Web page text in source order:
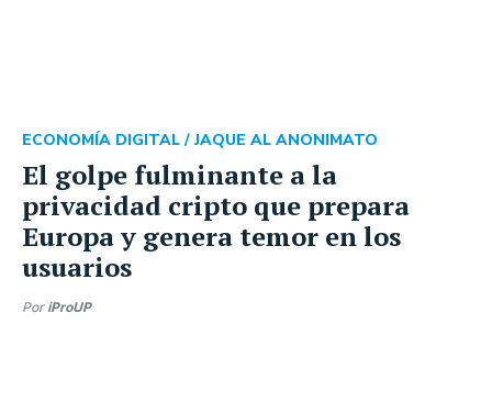
El golpe fulminante a la
privacidad cripto que prepara
Europa y genera temor en los
usuarios
ECONOMÍA DIGITAL /JAQUE AL ANONIMATO
Por iProUP